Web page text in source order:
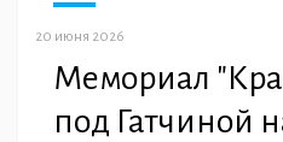
20 июня 2026
Мемориал
под Гатчиной